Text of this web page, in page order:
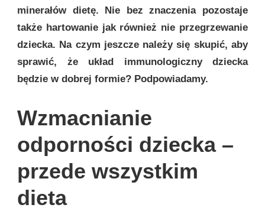
minerałów dietę. Nie bez znaczenia pozostaje
także hartowanie jak również nie przegrzewanie
dziecka. Na czym jeszcze należy się skupić, aby
sprawić, że układ immunologiczny dziecka
będzie w dobrej formie? Podpowiadamy.
Wzmacnianie
odporności dziecka –
przede wszystkim
dieta